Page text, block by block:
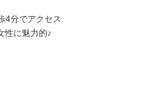
4分でアクセス
性に魅力的♪